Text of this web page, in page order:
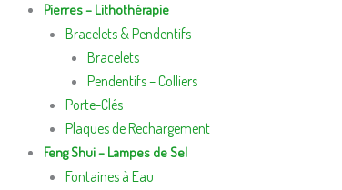
Pierres – Lithothérapie
Bracelets & Pendentifs
Bracelets
Pendentifs – Colliers
Porte-Clés
Plaques de Rechargement
Feng Shui – Lampes de Sel
Fontaines à Eau